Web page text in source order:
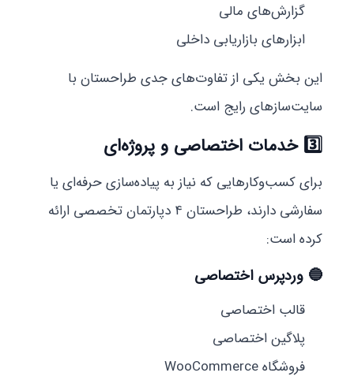
گزارش‌های مالی
ابزارهای بازاریابی داخلی
این بخش یکی از تفاوت‌های جدی طراحستان با
سایت‌سازهای رایج است.
3️⃣ خدمات اختصاصی و پروژه‌ای
برای کسب‌وکارهایی که نیاز به پیاده‌سازی حرفه‌ای یا
سفارشی دارند، طراحستان ۴ دپارتمان تخصصی ارائه
کرده است:
🔵 وردپرس اختصاصی
قالب اختصاصی
پلاگین اختصاصی
فروشگاه WooCommerce